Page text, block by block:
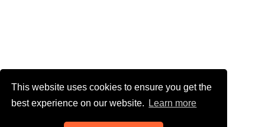
This website uses cookies to ensure you get the
best experience on our website.
Learn more